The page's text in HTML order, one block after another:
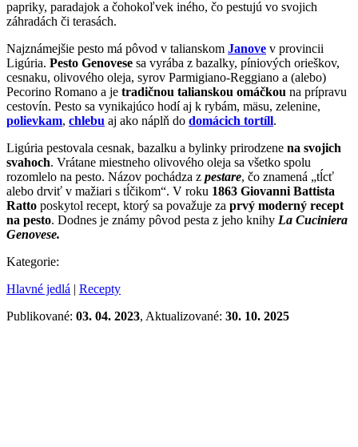
papriky, paradajok a čohokoľvek iného, čo pestujú vo svojich
záhradách či terasách.
Najznámejšie pesto má pôvod v talianskom Janove v provincii
Ligúria. Pesto Genovese sa vyrába z bazalky, píniových orieškov,
cesnaku, olivového oleja, syrov Parmigiano-Reggiano a (alebo)
Pecorino Romano a je tradičnou talianskou omáčkou na prípravu
cestovín. Pesto sa vynikajúco hodí aj k rybám, mäsu, zelenine,
polievkam, chlebu aj ako náplň do domácich tortíll.
Ligúria pestovala cesnak, bazalku a bylinky prirodzene na svojich
svahoch. Vrátane miestneho olivového oleja sa všetko spolu
rozomlelo na pesto. Názov pochádza z pestare, čo znamená „tĺcť
alebo drviť v mažiari s tĺčikom“. V roku 1863 Giovanni Battista
Ratto poskytol recept, ktorý sa považuje za prvý moderný recept
na pesto. Dodnes je známy pôvod pesta z jeho knihy La Cuciniera
Genovese.
Kategorie:
Hlavné jedlá | Recepty
Publikované: 03. 04. 2023, Aktualizované: 30. 10. 2025